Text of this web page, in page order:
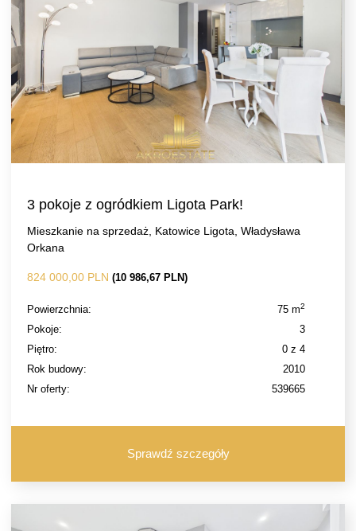
3 pokoje z ogródkiem Ligota Park!
Mieszkanie na sprzedaż, Katowice Ligota, Władysława
Orkana
824 000,00 PLN (10 986,67 PLN)
Powierzchnia: 75 m2
Pokoje:
3
Piętro:
0 z 4
Rok budowy:
2010
Nr oferty:
539665
Sprawdź szczegóły